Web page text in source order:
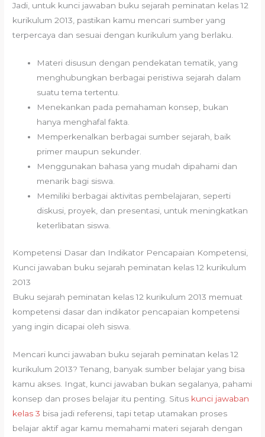
Jadi, untuk kunci jawaban buku sejarah peminatan kelas 12
kurikulum 2013, pastikan kamu mencari sumber yang
terpercaya dan sesuai dengan kurikulum yang berlaku.
Materi disusun dengan pendekatan tematik, yang
menghubungkan berbagai peristiwa sejarah dalam
suatu tema tertentu.
Menekankan pada pemahaman konsep, bukan
hanya menghafal fakta.
Memperkenalkan berbagai sumber sejarah, baik
primer maupun sekunder.
Menggunakan bahasa yang mudah dipahami dan
menarik bagi siswa.
Memiliki berbagai aktivitas pembelajaran, seperti
diskusi, proyek, dan presentasi, untuk meningkatkan
keterlibatan siswa.
Kompetensi Dasar dan Indikator Pencapaian Kompetensi,
Kunci jawaban buku sejarah peminatan kelas 12 kurikulum
2013
Buku sejarah peminatan kelas 12 kurikulum 2013 memuat
kompetensi dasar dan indikator pencapaian kompetensi
yang ingin dicapai oleh siswa.
Mencari kunci jawaban buku sejarah peminatan kelas 12
kurikulum 2013? Tenang, banyak sumber belajar yang bisa
kamu akses. Ingat, kunci jawaban bukan segalanya, pahami
konsep dan proses belajar itu penting. Situs kunci jawaban
kelas 3 bisa jadi referensi, tapi tetap utamakan proses
belajar aktif agar kamu memahami materi sejarah dengan